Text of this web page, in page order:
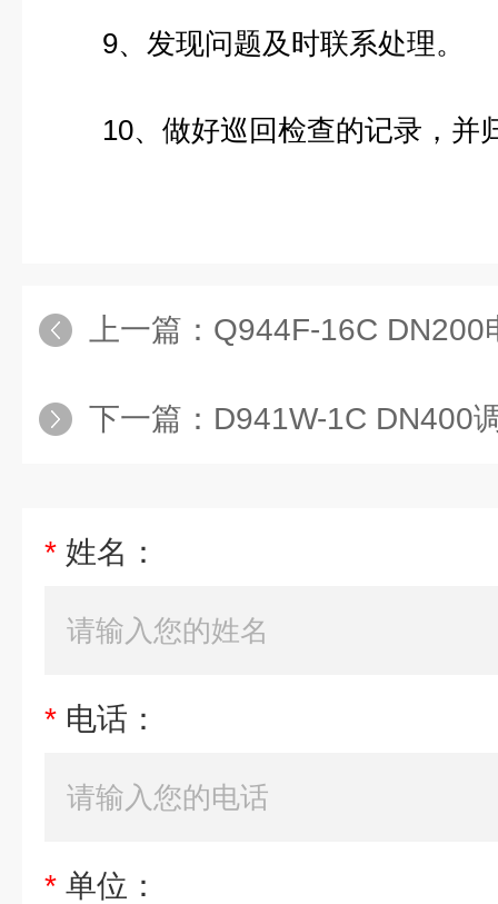
9、发现问题及时联系处理。
10、做好巡回检查的记录，并
上一篇： Q944F-16C DN200
下一篇： D941W-1C DN400
* 姓名：
* 电话：
* 单位：